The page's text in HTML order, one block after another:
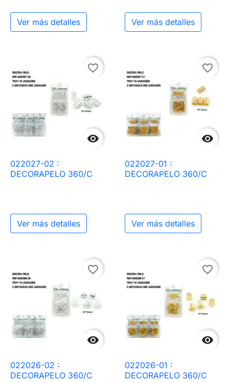
Ver más detalles Ver más detalles

favorite_border
022027-02 :
DECORAPELO 360/C
Ver más detalles

favorite_border
022027-01 :
DECORAPELO 360/C
Ver más detalles

favorite_border
022026-02 :
DECORAPELO 360/C

favorite_border
022026-01 :
DECORAPELO 360/C